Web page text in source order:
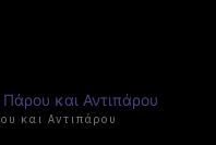
και Αντιπάρου